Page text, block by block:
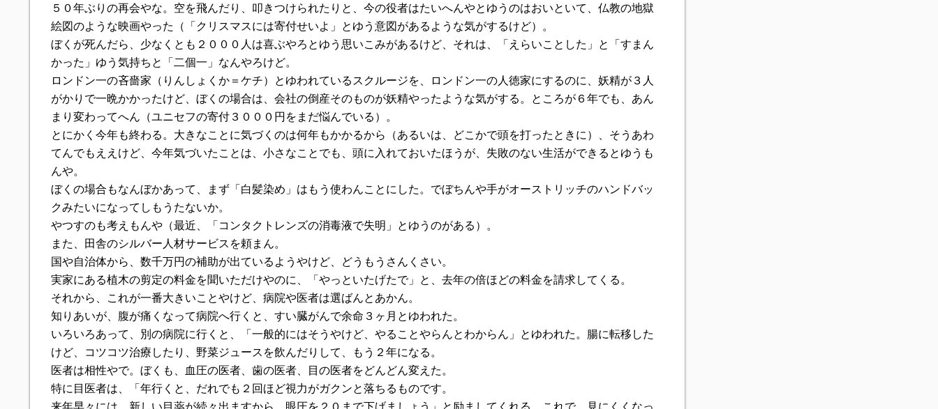
５０年ぶりの再会やな。空を飛んだり、叩きつけられたりと、今の役者はたいへんやとゆうのはおいといて、仏教の地獄
絵図のような映画やった（「クリスマスには寄付せいよ」とゆう意図があるような気がするけど）。
ぼくが死んだら、少なくとも２０００人は喜ぶやろとゆう思いこみがあるけど、それは、「えらいことした」と「すまん
かった」ゆう気持ちと「二個一」なんやろけど。
ロンドン一の吝嗇家（りんしょくか＝ケチ）とゆわれているスクルージを、ロンドン一の人徳家にするのに、妖精が３人
がかりで一晩かかったけど、ぼくの場合は、会社の倒産そのものが妖精やったような気がする。ところが６年でも、あん
まり変わってへん（ユニセフの寄付３０００円をまだ悩んでいる）。
とにかく今年も終わる。大きなことに気づくのは何年もかかるから（あるいは、どこかで頭を打ったときに）、そうあわ
てんでもええけど、今年気づいたことは、小さなことでも、頭に入れておいたほうが、失敗のない生活ができるとゆうも
んや。
ぼくの場合もなんぼかあって、まず「白髪染め」はもう使わんことにした。でぼちんや手がオーストリッチのハンドバッ
クみたいになってしもうたないか。
やつすのも考えもんや（最近、「コンタクトレンズの消毒液で失明」とゆうのがある）。
また、田舎のシルバー人材サービスを頼まん。
国や自治体から、数千万円の補助が出ているようやけど、どうもうさんくさい。
実家にある植木の剪定の料金を聞いただけやのに、「やっといたげたで」と、去年の倍ほどの料金を請求してくる。
それから、これが一番大きいことやけど、病院や医者は選ばんとあかん。
知りあいが、腹が痛くなって病院へ行くと、すい臓がんで余命３ヶ月とゆわれた。
いろいろあって、別の病院に行くと、「一般的にはそうやけど、やることやらんとわからん」とゆわれた。腸に転移した
けど、コツコツ治療したり、野菜ジュースを飲んだりして、もう２年になる。
医者は相性やで。ぼくも、血圧の医者、歯の医者、目の医者をどんどん変えた。
特に目医者は、「年行くと、だれでも２回ほど視力がガクンと落ちるものです。